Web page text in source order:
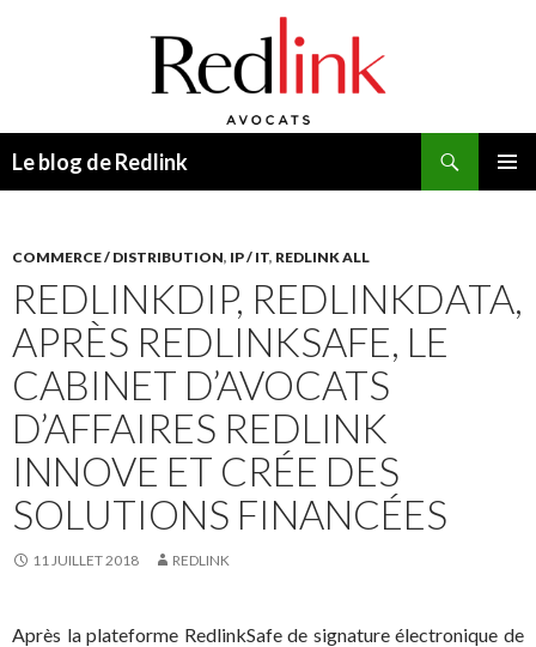
Le blog de Redlink
COMMERCE / DISTRIBUTION, IP / IT, REDLINK ALL
REDLINKDIP, REDLINKDATA,
APRÈS REDLINKSAFE, LE
CABINET D’AVOCATS
D’AFFAIRES REDLINK
INNOVE ET CRÉE DES
SOLUTIONS FINANCÉES
11 JUILLET 2018 REDLINK
Après la plateforme RedlinkSafe de signature électronique de